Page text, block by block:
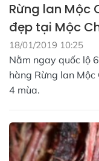
Rừng lan Mộc
đẹp tại Mộc
18/01/2019 10:25
Nằm ngay quốc lộ
hàng Rừng lan
4 mùa.